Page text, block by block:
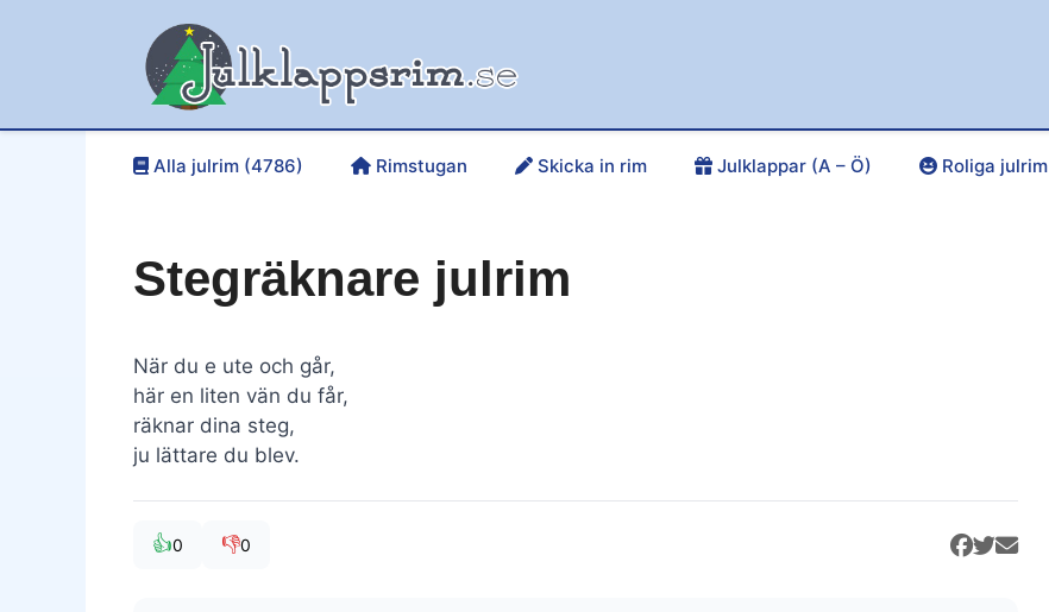
Alla julrim (4786) Rimstugan Skicka in rim Julklappar (A – Ö) Roliga julrim
Stegräknare julrim
När du e ute och går,
här en liten vän du får,
räknar dina steg,
ju lättare du blev.
👍0 👎0